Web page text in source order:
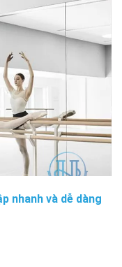
nhanh và dễ dàng